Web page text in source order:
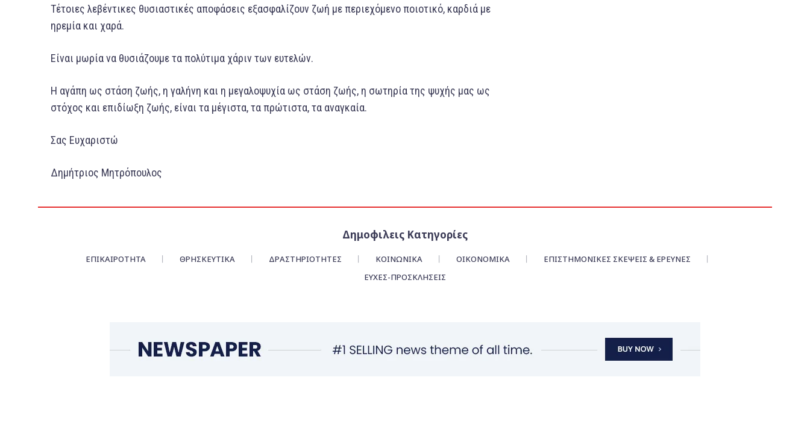
Τέτοιες λεβέντικες θυσιαστικές αποφάσεις εξασφαλίζουν ζωή με περιεχόμενο ποιοτικό, καρδιά με
ηρεμία και χαρά.
Είναι μωρία να θυσιάζουμε τα πολύτιμα χάριν των ευτελών.
Η αγάπη ως στάση ζωής, η γαλήνη και η μεγαλοψυχία ως στάση ζωής, η σωτηρία της ψυχής μας ως
στόχος και επιδίωξη ζωής, είναι τα μέγιστα, τα πρώτιστα, τα αναγκαία.
Σας Ευχαριστώ
Δημήτριος Μητρόπουλος
Δημοφιλεις Κατηγορίες
ΕΠΙΚΑΙΡΌΤΗΤΑ ΘΡΗΣΚΕΥΤΙΚΑ ΔΡΑΣΤΗΡΙΟΤΗΤΕΣ ΚΟΙΝΩΝΙΚΑ ΟΙΚΟΝΟΜΙΚΆ
ΕΠΙΣΤΗΜΟΝΙΚΕΣ ΣΚΕΨΕΙΣ & ΕΡΕΥΝΕΣ
ΕΥΧΈΣ-ΠΡΟΣΚΛΉΣΕΙΣ